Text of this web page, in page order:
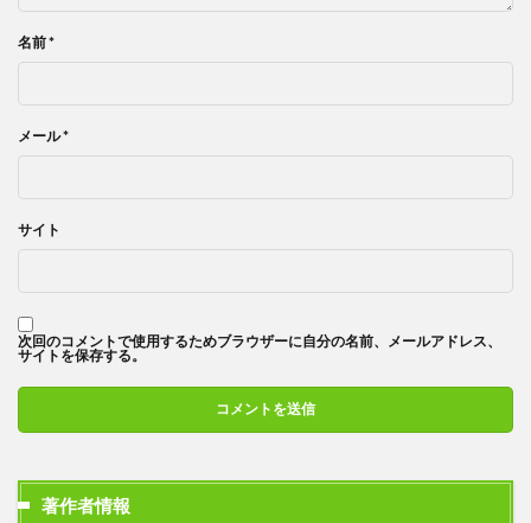
名前*
メール*
サイト
次回のコメントで使用するためブラウザーに自分の名前、メールアドレス、
サイトを保存する。
著作者情報